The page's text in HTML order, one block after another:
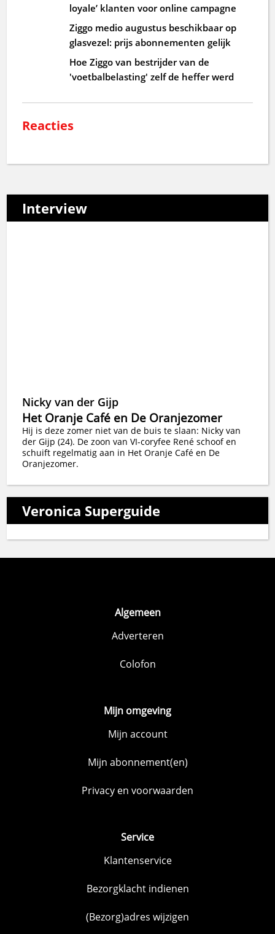
loyale’ klanten voor online campagne
Ziggo medio augustus beschikbaar op
glasvezel: prijs abonnementen gelijk
Hoe Ziggo van bestrijder van de
'voetbalbelasting' zelf de heffer werd
Reacties
Interview
Nicky van der Gijp
Het Oranje Café en De Oranjezomer
Hij is deze zomer niet van de buis te slaan: Nicky van
der Gijp (24). De zoon van VI-coryfee René schoof en
schuift regelmatig aan in Het Oranje Café en De
Oranjezomer.
Veronica Superguide
Algemeen
Adverteren
Colofon
Mijn omgeving
Mijn account
Mijn abonnement(en)
Privacy en voorwaarden
Service
Klantenservice
Bezorgklacht indienen
(Bezorg)adres wijzigen